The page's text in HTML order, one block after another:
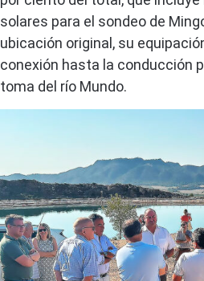
solares para el sondeo de
ubicación original, su
conexión hasta la conducción
toma del río Mundo.